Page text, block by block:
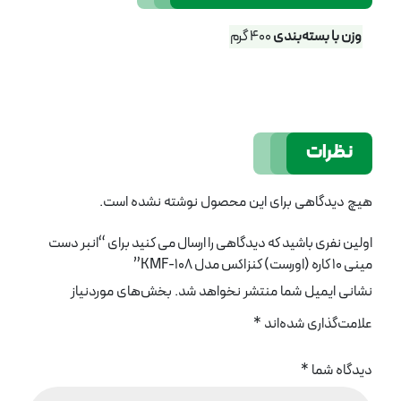
وزن با بسته‌بندی400 گرم
نظرات
هیچ دیدگاهی برای این محصول نوشته نشده است.
اولین نفری باشید که دیدگاهی را ارسال می کنید برای “انبر دست
مینی 10 کاره (اورست) کنزاکس مدل KMF-108”
نشانی ایمیل شما منتشر نخواهد شد. بخش‌های موردنیاز
علامت‌گذاری شده‌اند *
دیدگاه شما *